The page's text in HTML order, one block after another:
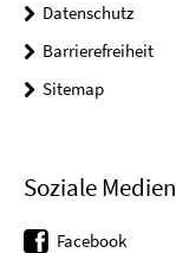
Datenschutz
Barrierefreiheit
Sitemap
Soziale Medien
Facebook